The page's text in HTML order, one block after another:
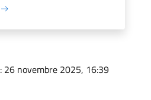
: 26 novembre 2025, 16:39